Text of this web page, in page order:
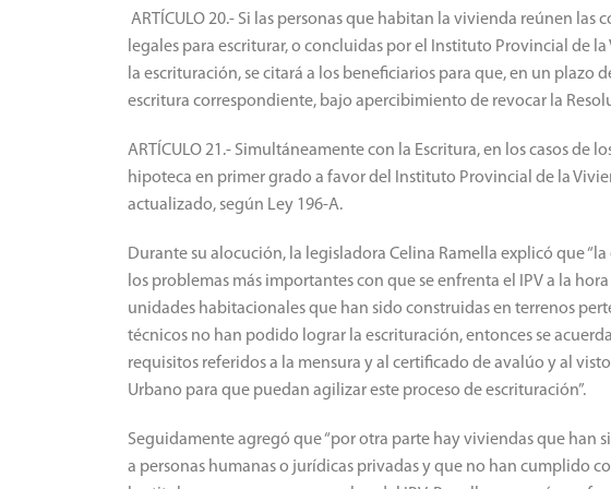
ARTÍCULO 20.- Si las personas que habitan la vivienda reúnen las
legales para escriturar, o concluidas por el Instituto Provincial de la
la escrituración, se citará a los beneficiarios para que, en un plazo
ARTÍCULO 21.- Simultáneamente con la Escritura, en los casos de
hipoteca en primer grado a favor del Instituto Provincial de la
Durante su alocución, la legisladora Celina Ramella explicó que
los problemas más importantes con que se enfrenta el IPV a la
unidades habitacionales que han sido construidas en terrenos
técnicos no han podido lograr la escrituración, entonces se
requisitos referidos a la mensura y al certificado de avalúo y al
Seguidamente agregó que “por otra parte hay viviendas que han